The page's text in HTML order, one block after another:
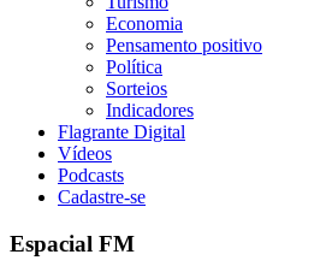
Economia
Pensamento positivo
Política
Sorteios
Indicadores
Flagrante Digital
Vídeos
Podcasts
Cadastre-se
Espacial FM